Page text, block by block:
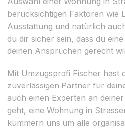
berücksichtigen Faktoren wie
Ausstattung und natürlich
du dir sicher sein, dass du
deinen Ansprüchen gerecht
Mit Umzugsprofi Fischer hast
zuverlässigen Partner für
auch einen Experten an
geht, eine Wohnung in
kümmern uns um alle